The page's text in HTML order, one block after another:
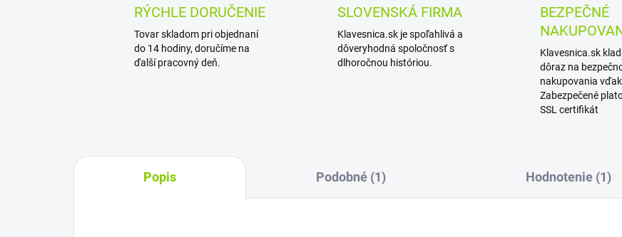
RÝCHLE DORUČENIE
Tovar skladom pri objednaní
do 14 hodiny, doručíme na
ďalší pracovný deň.
SLOVENSKÁ FIRMA
Klavesnica.sk je spoľahlivá a
dôveryhodná spoločnosť s
dlhoročnou históriou.
BEZPEČNÉ
Klavesnica.sk
dôraz na
nakupovania
Zabezpečené
SSL certifikát
Popis Podobné (1) Hodnotenie (1)